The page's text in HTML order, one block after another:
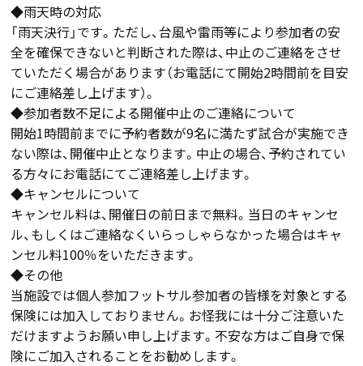
◆雨天時の対応
「雨天決行」です。ただし、台風や雷雨等により参加者の安
全を確保できないと判断された際は、中止のご連絡をさせ
ていただく場合があります（お電話にて開始2時間前を目安
にご連絡差し上げます）。
◆参加者数不足による開催中止のご連絡について
開始1時間前までに予約者数が9名に満たず試合が実施でき
ない際は、開催中止となります。中止の場合、予約されてい
る方々にお電話にてご連絡差し上げます。
◆キャンセルについて
キャンセル料は、開催日の前日まで無料。当日のキャンセ
ル、もしくはご連絡なくいらっしゃらなかった場合はキャ
ンセル料100％をいただきます。
◆その他
当施設では個人参加フットサル参加者の皆様を対象とする
保険には加入しておりません。お怪我には十分ご注意いた
だけますようお願い申し上げます。不安な方はご自身で保
険にご加入されることをお勧めします。